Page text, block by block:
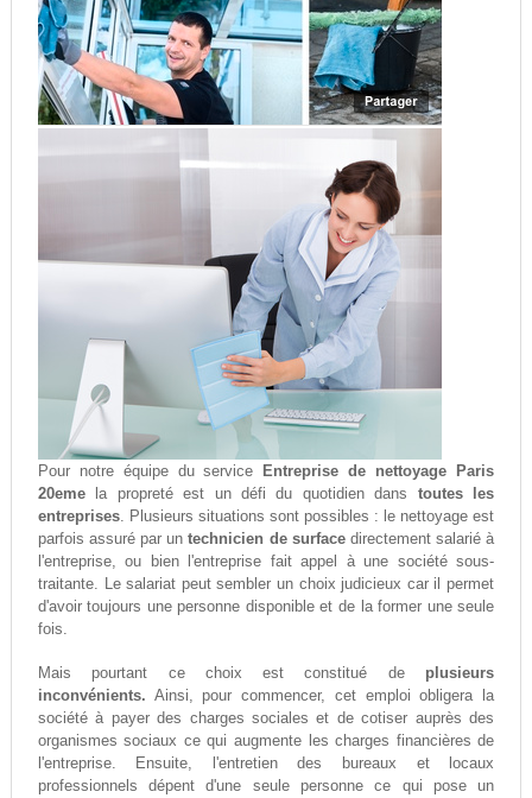
Pour notre équipe du service
Entreprise de nettoyage Paris
20emela propreté est un défi du quotidien dans toutes les
entreprises. Plusieurs situations sont possibles : le nettoyage est
parfois assuré par untechnicien de surfacedirectement salarié à
l'entreprise, ou bien l'entreprise fait appel à une société sous-
traitante. Le salariat peut sembler un choix judicieux car il permet
d'avoir toujours une personne disponible et de la former une seule
fois.
Mais pourtant ce choix est constitué de plusieurs
inconvénients. Ainsi, pour commencer, cet emploi obligera la
société à payer des charges sociales et de cotiser auprès des
organismes sociaux ce qui augmente les charges financières de
l'entreprise. Ensuite, l'entretien des bureaux et locaux
professionnels dépent d'une seule personne ce qui pose un